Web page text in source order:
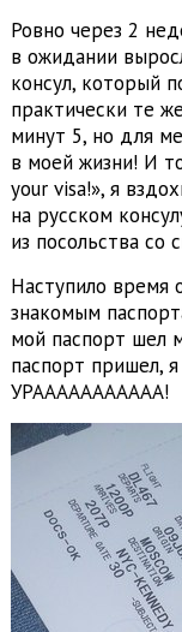
Ровно через 2
в ожидании
консул, который
практически те
минут 5, но для
в моей жизни! И
your visa!», я
на русском
из посольства со
Наступило время
знакомым
мой паспорт шел
паспорт пришел,
УРААААААААААА!